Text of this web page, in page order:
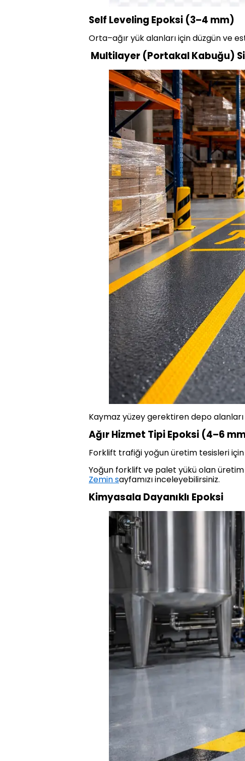
Self Leveling Epoksi (3–4 mm)
Orta–ağır yük alanları için düzgün ve
Multilayer (Portakal Kabuğu)
Kaymaz yüzey gerektiren depo alanları
Ağır Hizmet Tipi Epoksi (4–6
Forklift trafiği yoğun üretim tesisleri
Yoğun forklift ve palet yükü olan
Zemin sayfamızı inceleyebilirsiniz.
Kimyasala Dayanıklı Epoksi